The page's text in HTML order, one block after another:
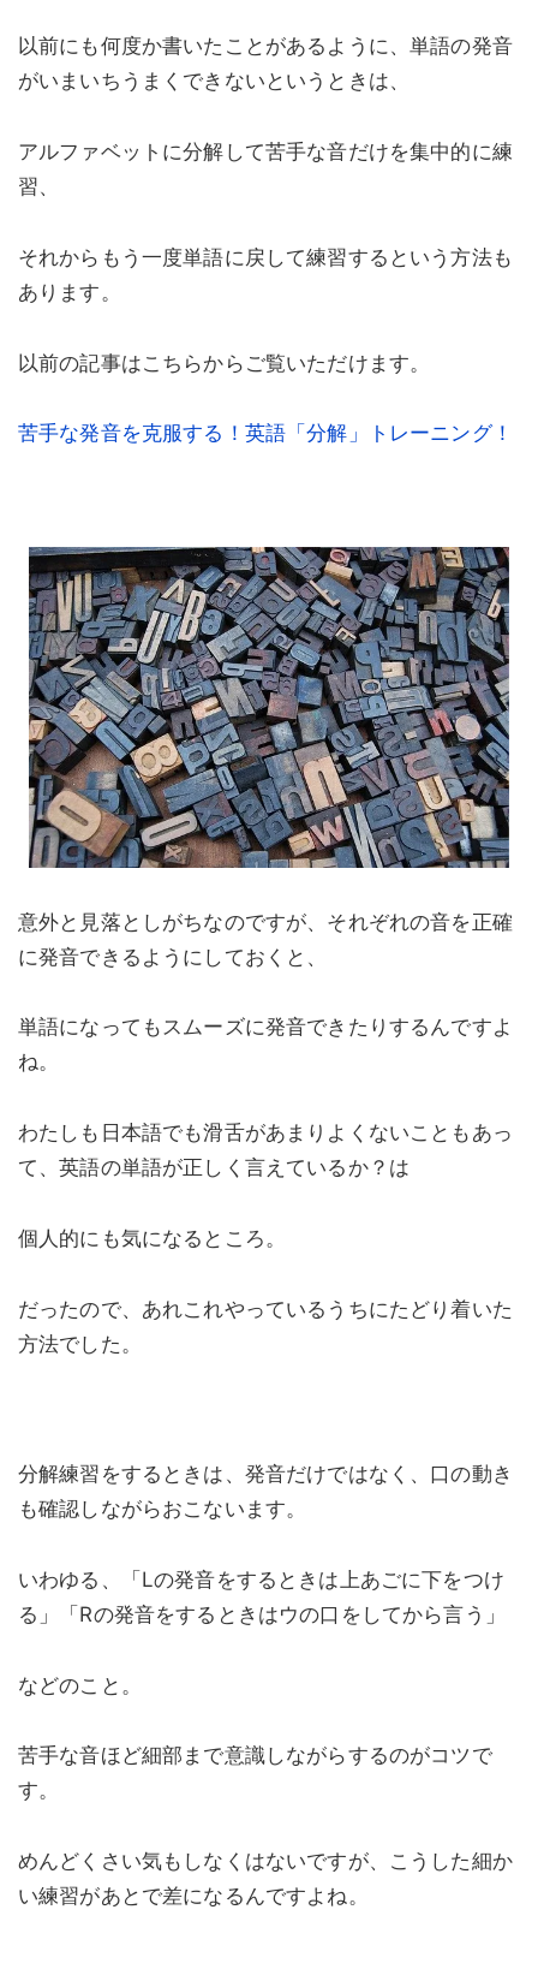
以前にも何度か書いたことがあるように、単語の発音
がいまいちうまくできないというときは、
アルファベットに分解して苦手な音だけを集中的に練
習、
それからもう一度単語に戻して練習するという方法も
あります。
以前の記事はこちらからご覧いただけます。
苦手な発音を克服する！英語「分解」トレーニング！
意外と見落としがちなのですが、それぞれの音を正確
に発音できるようにしておくと、
単語になってもスムーズに発音できたりするんですよ
ね。
わたしも日本語でも滑舌があまりよくないこともあっ
て、英語の単語が正しく言えているか？は
個人的にも気になるところ。
だったので、あれこれやっているうちにたどり着いた
方法でした。
分解練習をするときは、発音だけではなく、口の動き
も確認しながらおこないます。
いわゆる、「Lの発音をするときは上あごに下をつけ
る」「Rの発音をするときはウの口をしてから言う」
などのこと。
苦手な音ほど細部まで意識しながらするのがコツで
す。
めんどくさい気もしなくはないですが、こうした細か
い練習があとで差になるんですよね。